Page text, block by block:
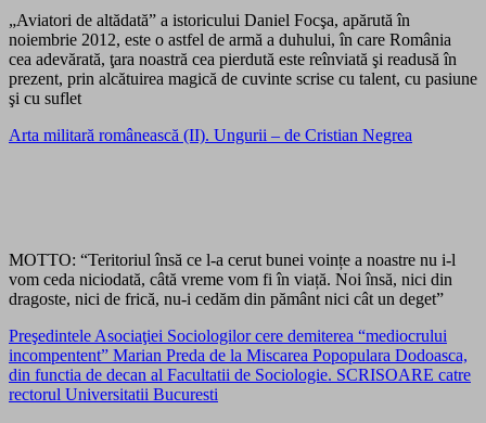
„Aviatori de altădată” a istoricului Daniel Focşa, apărută în
noiembrie 2012, este o astfel de armă a duhului, în care România
cea adevărată, ţara noastră cea pierdută este reînviată şi readusă în
prezent, prin alcătuirea magică de cuvinte scrise cu talent, cu pasiune
şi cu suflet
Arta militară românească (II). Ungurii – de Cristian Negrea
MOTTO: “Teritoriul însă ce l-a cerut bunei voințe a noastre nu i-l
vom ceda niciodată, câtă vreme vom fi în viață. Noi însă, nici din
dragoste, nici de frică, nu-i cedăm din pământ nici cât un deget”
Preşedintele Asociaţiei Sociologilor cere demiterea “mediocrului
incompentent” Marian Preda de la Miscarea Popopulara Dodoasca,
din functia de decan al Facultatii de Sociologie. SCRISOARE catre
rectorul Universitatii Bucuresti